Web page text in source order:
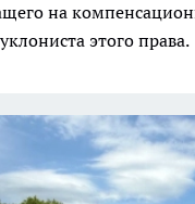
на
этого права.